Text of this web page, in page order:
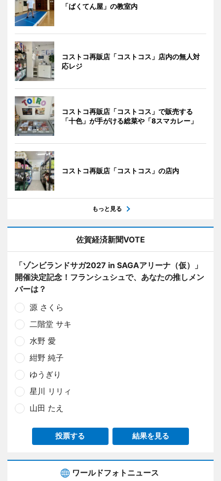
「ばくてん屋」の教室内
コストコ再販店「コストコス」店内の無人対
応レジ
コストコ再販店「コストコス」で販売する
「十色」が手がける総菜や「8スマカレー」
コストコ再販店「コストコス」の店内
もっと見る
佐賀経済新聞VOTE
「ゾンビランドサガ2027 in SAGAアリーナ（仮）」
開催決定記念！フランシュシュで、あなたの推しメン
バーは？
源 さくら
二階堂 サキ
水野 愛
紺野 純子
ゆうぎり
星川 リリィ
山田 たえ
投票する 結果を見る
ワールドフォトニュース